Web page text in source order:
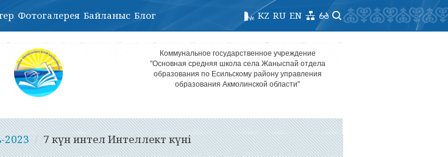
Фотогалерея Байланыс Блог EN
RU
KZ
Коммунальное государственное учреждение
"Основная средняя школа села Жаныспай отдела
образования по Есильскому району управления
образования Акмолинской области"
2023 7 күн интел Интеллект күні